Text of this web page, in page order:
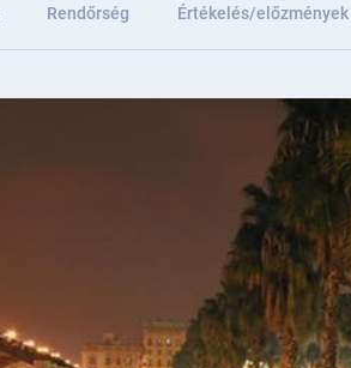
Rendőrség Értékelés/előzmények